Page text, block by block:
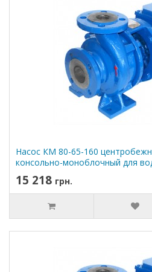
Насос КМ 80-65-160
консольно-моноблочный для
15 218 грн.